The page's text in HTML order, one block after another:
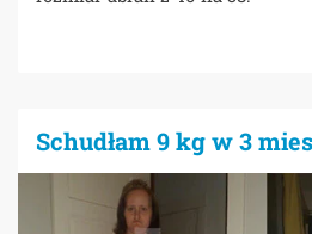
Schudłam 9 kg w 3